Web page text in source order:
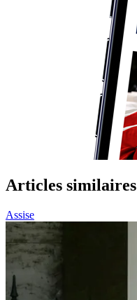
Articles similaires
Assise